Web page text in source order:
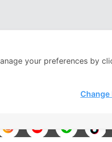
your preferences by
Change